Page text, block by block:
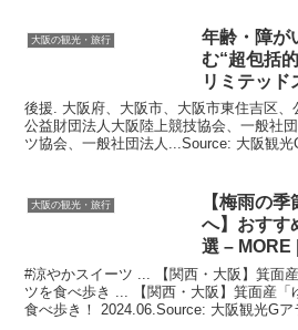
大阪の観光・旅行
年齢・障が
む“超包括
リミテッ
後援. 大阪府、大阪市、大阪市東住吉区、
公益財団法人大阪陸上競技協会、一般社
ツ協会、一般社団法人...Source: 大阪観光
大阪の観光・旅行
【梅雨の
へ】おすす
選 – MORE
#涼やかスイーツ ... 【関西・大阪】箕面
ツを食べ歩き ... 【関西・大阪】箕面産「
食べ歩き！ 2024.06.Source: 大阪観光Gア